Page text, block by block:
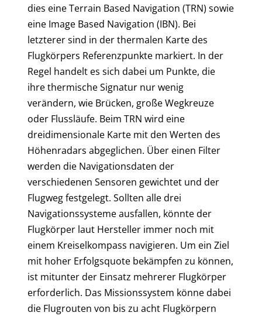
dies eine Terrain Based Navigation (TRN) sowie
eine Image Based Navigation (IBN). Bei
letzterer sind in der thermalen Karte des
Flugkörpers Referenzpunkte markiert. In der
Regel handelt es sich dabei um Punkte, die
ihre thermische Signatur nur wenig
verändern, wie Brücken, große Wegkreuze
oder Flussläufe. Beim TRN wird eine
dreidimensionale Karte mit den Werten des
Höhenradars abgeglichen. Über einen Filter
werden die Navigationsdaten der
verschiedenen Sensoren gewichtet und der
Flugweg festgelegt. Sollten alle drei
Navigationssysteme ausfallen, könnte der
Flugkörper laut Hersteller immer noch mit
einem Kreiselkompass navigieren. Um ein Ziel
mit hoher Erfolgsquote bekämpfen zu können,
ist mitunter der Einsatz mehrerer Flugkörper
erforderlich. Das Missionssystem könne dabei
die Flugrouten von bis zu acht Flugkörpern